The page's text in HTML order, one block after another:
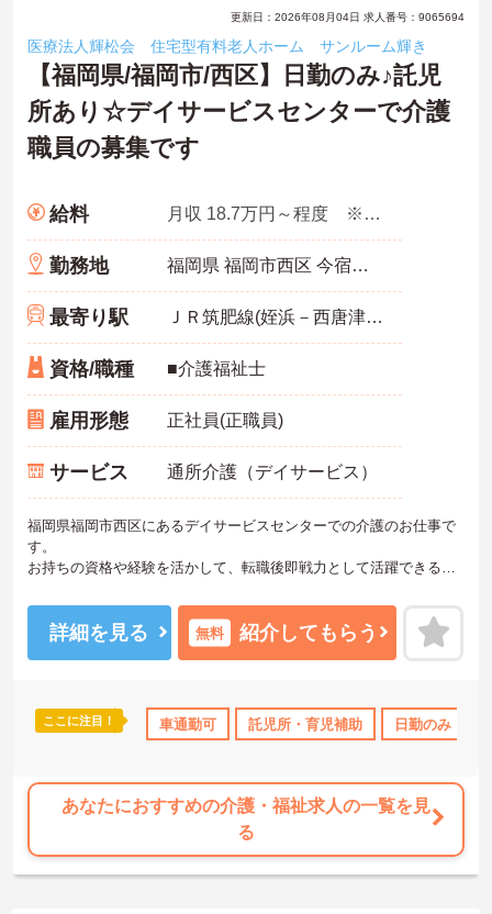
更新日：2026年08月04日 求人番号：9065694
医療法人輝松会 住宅型有料老人ホーム サンルーム輝き
【福岡県/福岡市/西区】日勤のみ♪託児
所あり☆デイサービスセンターで介護
職員の募集です
給料 月収 18.7万円～程度 ※手当含む
勤務地 福岡県 福岡市西区 今宿町583
最寄り駅 ＪＲ筑肥線(姪浜－西唐津)「九大学研都市駅」徒歩12分
資格/職種 ■介護福祉士
雇用形態 正社員(正職員)
サービス 通所介護（デイサービス）
福岡県福岡市西区にあるデイサービスセンターでの介護のお仕事で
す。
お持ちの資格や経験を活かして、転職後即戦力として活躍できる環
育児休業の取得実績や利用可能な託児所があり、将来結婚や出産を
お考えの方も安心してお仕事をスタートできます！
マイカー通勤も可能なため、通勤に便利です。
詳細を見る 無料 紹介してもらう
ここに注目！ 車通勤可 託児所・育児補助 日勤のみ
あなたにおすすめの介護・福祉求人の一覧を見
る